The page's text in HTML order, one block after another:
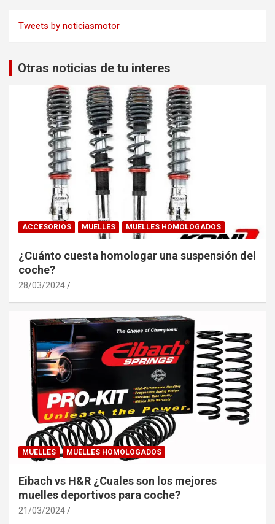
Tweets by noticiasmotor
Otras noticias de tu interes
ACCESORIOS MUELLES MUELLES HOMOLOGADOS
¿Cuánto cuesta homologar una suspensión del
coche?
28/03/2024
MUELLES MUELLES HOMOLOGADOS
Eibach vs H&R ¿Cuales son los mejores
muelles deportivos para coche?
21/03/2024